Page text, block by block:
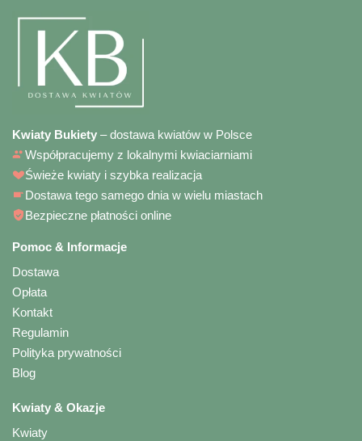
Kwiaty Bukiety – dostawa kwiatów w Polsce
Współpracujemy z lokalnymi kwiaciarniami
Świeże kwiaty i szybka realizacja
Dostawa tego samego dnia w wielu miastach
Bezpieczne płatności online
Pomoc & Informacje
Dostawa
Opłata
Kontakt
Regulamin
Polityka prywatności
Blog
Kwiaty & Okazje
Kwiaty